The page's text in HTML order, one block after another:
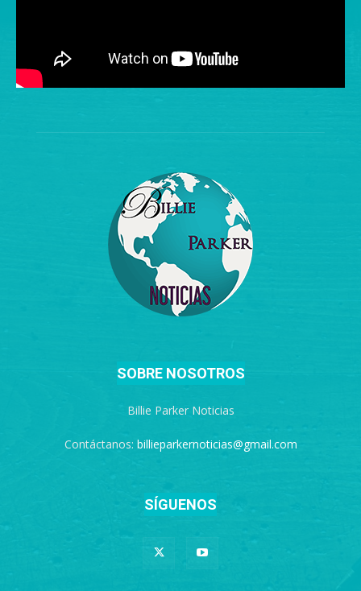
SOBRE NOSOTROS
Billie Parker Noticias
Contáctanos: billieparkernoticias@gmail.com
SÍGUENOS